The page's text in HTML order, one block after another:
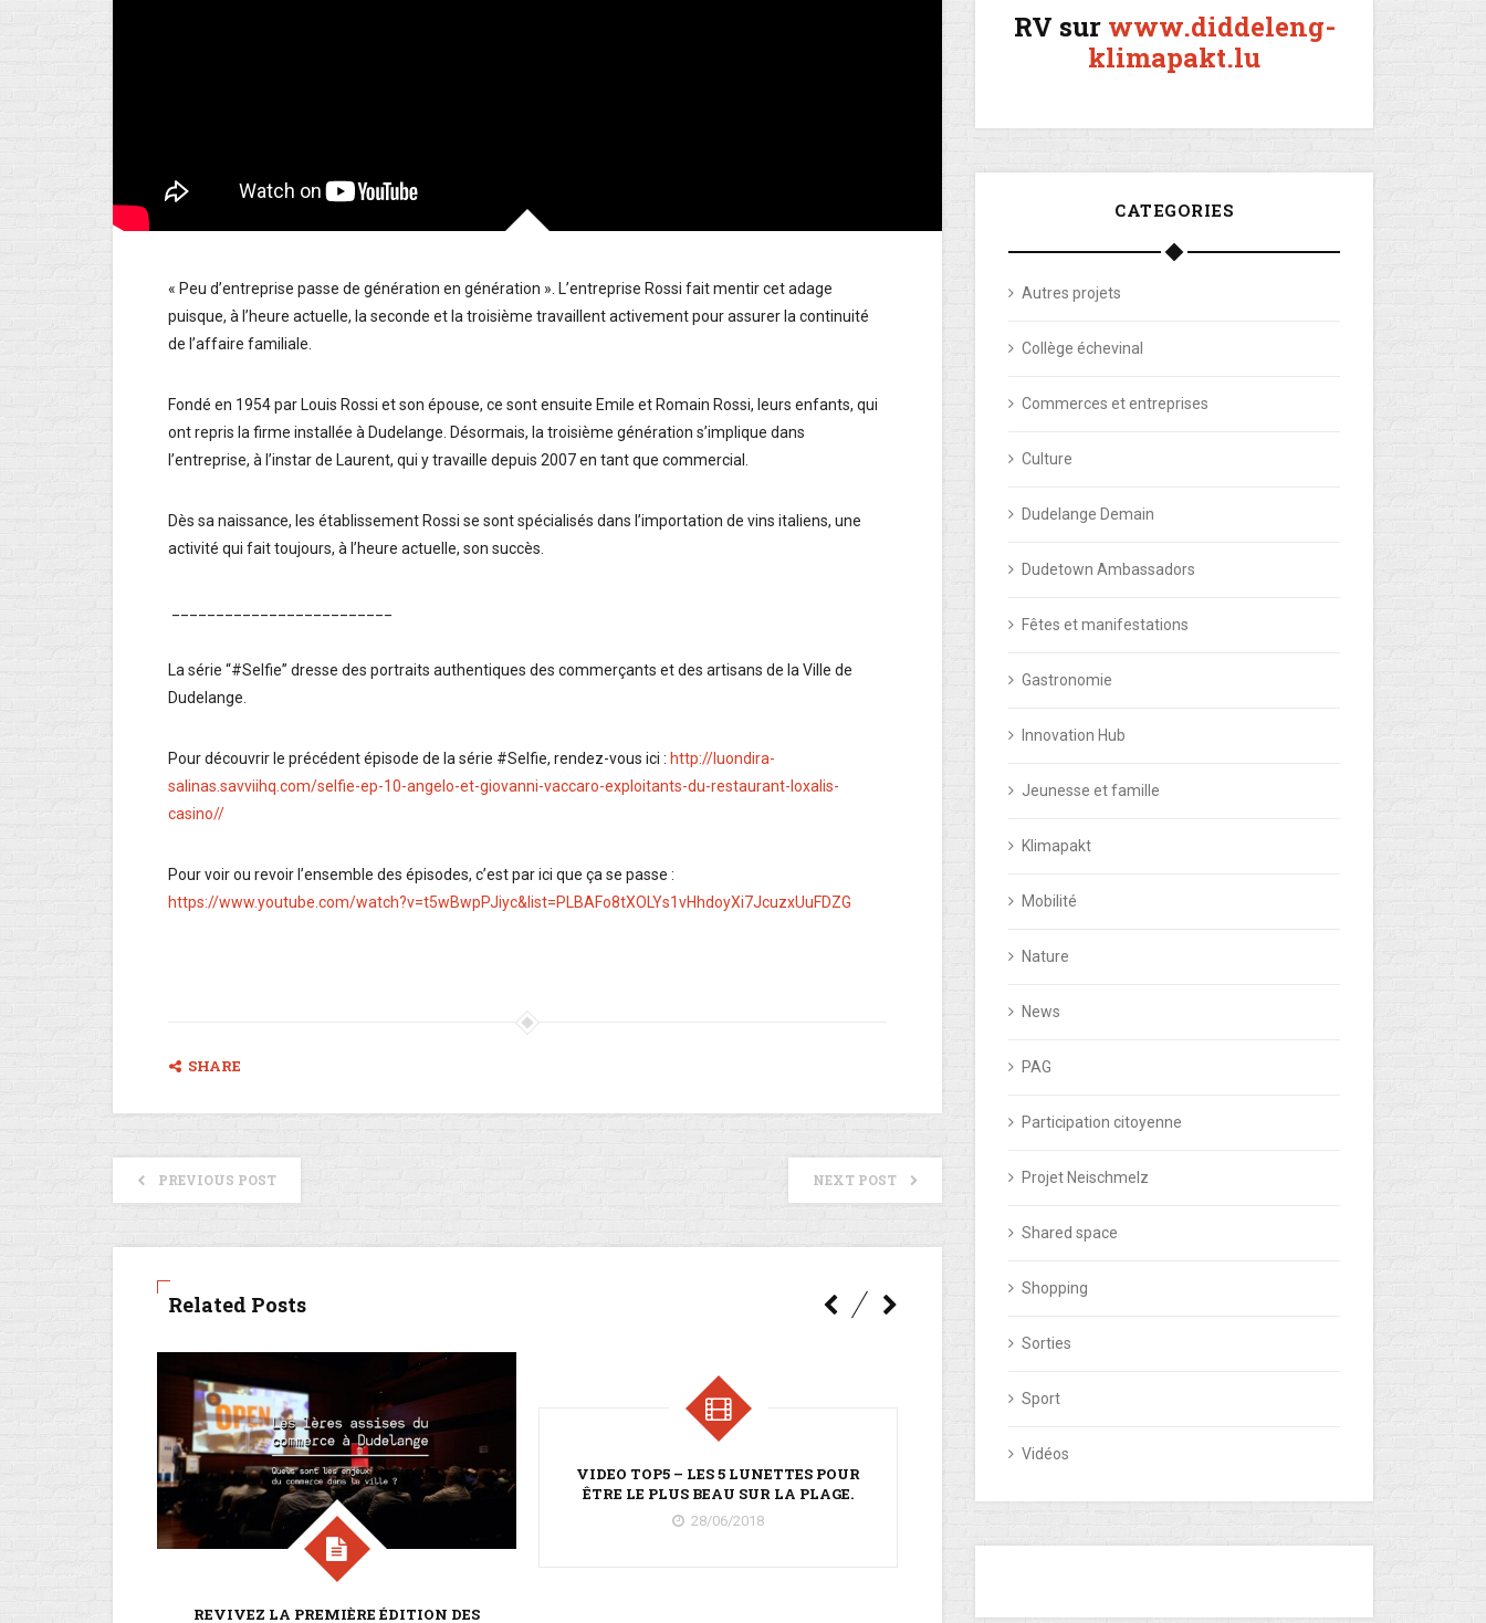
« Peu d’entreprise passe de génération en génération ». L’entreprise Rossi fait mentir cet adage
puisque, à l’heure actuelle, la seconde et la troisième travaillent activement pour assurer la continuité
de l’affaire familiale.
Fondé en 1954 par Louis Rossi et son épouse, ce sont ensuite Emile et Romain Rossi, leurs enfants, qui
ont repris la firme installée à Dudelange. Désormais, la troisième génération s’implique dans
l’entreprise, à l’instar de Laurent, qui y travaille depuis 2007 en tant que commercial.
Dès sa naissance, les établissement Rossi se sont spécialisés dans l’importation de vins italiens, une
activité qui fait toujours, à l’heure actuelle, son succès.
La série “#Selfie” dresse des portraits authentiques des commerçants et des artisans de la Ville de
Dudelange.
Pour découvrir le précédent épisode de la série #Selfie, rendez-vous ici : http://luondira-
salinas.savviihq.com/selfie-ep-10-angelo-et-giovanni-vaccaro-exploitants-du-restaurant-loxalis-
casino//
Pour voir ou revoir l’ensemble des épisodes, c’est par ici que ça se passe :
https://www.youtube.com/watch?v=t5wBwpPJiyc&list=PLBAFo8tXOLYs1vHhdoyXi7JcuzxUuFDZG
SHARE
PREVIOUS POST NEXT POST
Related Posts
REVIVEZ LA PREMIÈRE ÉDITION DES
VIDEO TOP5 – LES 5 LUNETTES POUR
ÊTRE LE PLUS BEAU SUR LA PLAGE.
28/06/2018
TOP5 – LES ALTERNATIVES AU CAFÉ DU
KLIMAPAKT : LES
RV sur www.diddeleng-
klimapakt.lu
CATEGORIES
Autres projets
Collège échevinal
Commerces et entreprises
Culture
Dudelange Demain
Dudetown Ambassadors
Fêtes et manifestations
Gastronomie
Innovation Hub
Jeunesse et famille
Klimapakt
Mobilité
Nature
News
PAG
Participation citoyenne
Projet Neischmelz
Shared space
Shopping
Sorties
Sport
Vidéos